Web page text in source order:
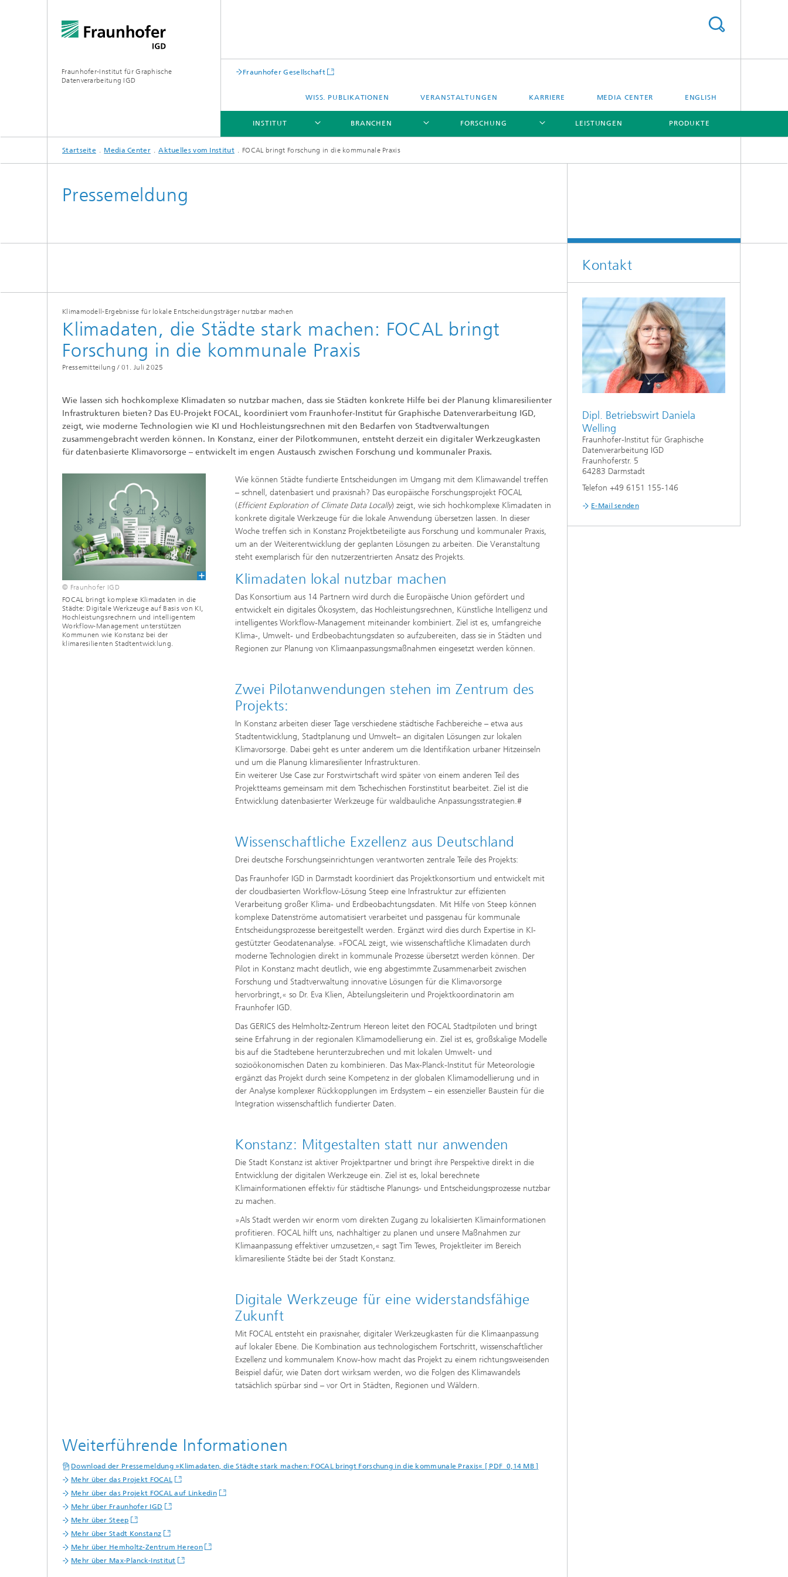
Fraunhofer-Institut für Graphische
Datenverarbeitung IGD
Fraunhofer Gesellschaft
WISS. PUBLIKATIONEN VERANSTALTUNGEN KARRIERE MEDIA CENTER ENGLISH
INSTITUT
INSTITUT
BRANCHEN
BRANCHEN
FORSCHUNG
FORSCHUNG
LEISTUNGEN PRODUKTE
Startseite Media Center Aktuelles vom Institut FOCAL bringt Forschung in die kommunale Praxis
Pressemeldung
Klimamodell-Ergebnisse für lokale Entscheidungsträger nutzbar machen
Klimadaten, die Städte stark machen: FOCAL bringt
Forschung in die kommunale Praxis
Pressemitteilung / 01. Juli 2025
Wie lassen sich hochkomplexe Klimadaten so nutzbar machen, dass sie Städten konkrete Hilfe bei der Planung klimaresilienter
Infrastrukturen bieten? Das EU-Projekt FOCAL, koordiniert vom Fraunhofer-Institut für Graphische Datenverarbeitung IGD,
zeigt, wie moderne Technologien wie KI und Hochleistungsrechnen mit den Bedarfen von Stadtverwaltungen
zusammengebracht werden können. In Konstanz, einer der Pilotkommunen, entsteht derzeit ein digitaler Werkzeugkasten
für datenbasierte Klimavorsorge – entwickelt im engen Austausch zwischen Forschung und kommunaler Praxis.
© Fraunhofer IGD
FOCAL bringt komplexe Klimadaten in die
Städte: Digitale Werkzeuge auf Basis von KI,
Hochleistungsrechnern und intelligentem
Workflow-Management unterstützen
Kommunen wie Konstanz bei der
klimaresilienten Stadtentwicklung.
Wie können Städte fundierte Entscheidungen im Umgang mit dem Klimawandel treffen
– schnell, datenbasiert und praxisnah? Das europäische Forschungsprojekt FOCAL
(Efficient Exploration of Climate Data Locally) zeigt, wie sich hochkomplexe Klimadaten in
konkrete digitale Werkzeuge für die lokale Anwendung übersetzen lassen. In dieser
Woche treffen sich in Konstanz Projektbeteiligte aus Forschung und kommunaler Praxis,
um an der Weiterentwicklung der geplanten Lösungen zu arbeiten. Die Veranstaltung
steht exemplarisch für den nutzerzentrierten Ansatz des Projekts.
Klimadaten lokal nutzbar machen
Das Konsortium aus 14 Partnern wird durch die Europäische Union gefördert und
entwickelt ein digitales Ökosystem, das Hochleistungsrechnen, Künstliche Intelligenz und
intelligentes Workflow-Management miteinander kombiniert. Ziel ist es, umfangreiche
Klima-, Umwelt- und Erdbeobachtungsdaten so aufzubereiten, dass sie in Städten und
Regionen zur Planung von Klimaanpassungsmaßnahmen eingesetzt werden können.
Zwei Pilotanwendungen stehen im Zentrum des
Projekts:
In Konstanz arbeiten dieser Tage verschiedene städtische Fachbereiche – etwa aus
Stadtentwicklung, Stadtplanung und Umwelt– an digitalen Lösungen zur lokalen
Klimavorsorge. Dabei geht es unter anderem um die Identifikation urbaner Hitzeinseln
und um die Planung klimaresilienter Infrastrukturen.
Ein weiterer Use Case zur Forstwirtschaft wird später von einem anderen Teil des
Projektteams gemeinsam mit dem Tschechischen Forstinstitut bearbeitet. Ziel ist die
Entwicklung datenbasierter Werkzeuge für waldbauliche Anpassungsstrategien.#
Wissenschaftliche Exzellenz aus Deutschland
Drei deutsche Forschungseinrichtungen verantworten zentrale Teile des Projekts:
Das Fraunhofer IGD in Darmstadt koordiniert das Projektkonsortium und entwickelt mit
der cloudbasierten Workflow-Lösung Steep eine Infrastruktur zur effizienten
Verarbeitung großer Klima- und Erdbeobachtungsdaten. Mit Hilfe von Steep können
komplexe Datenströme automatisiert verarbeitet und passgenau für kommunale
Entscheidungsprozesse bereitgestellt werden. Ergänzt wird dies durch Expertise in KI-
gestützter Geodatenanalyse. »FOCAL zeigt, wie wissenschaftliche Klimadaten durch
moderne Technologien direkt in kommunale Prozesse übersetzt werden können. Der
Pilot in Konstanz macht deutlich, wie eng abgestimmte Zusammenarbeit zwischen
Forschung und Stadtverwaltung innovative Lösungen für die Klimavorsorge
hervorbringt,« so Dr. Eva Klien, Abteilungsleiterin und Projektkoordinatorin am
Fraunhofer IGD.
Das GERICS des Helmholtz-Zentrum Hereon leitet den FOCAL Stadtpiloten und bringt
seine Erfahrung in der regionalen Klimamodellierung ein. Ziel ist es, großskalige Modelle
bis auf die Stadtebene herunterzubrechen und mit lokalen Umwelt- und
sozioökonomischen Daten zu kombinieren. Das Max-Planck-Institut für Meteorologie
ergänzt das Projekt durch seine Kompetenz in der globalen Klimamodellierung und in
der Analyse komplexer Rückkopplungen im Erdsystem – ein essenzieller Baustein für die
Integration wissenschaftlich fundierter Daten.
Konstanz: Mitgestalten statt nur anwenden
Die Stadt Konstanz ist aktiver Projektpartner und bringt ihre Perspektive direkt in die
Entwicklung der digitalen Werkzeuge ein. Ziel ist es, lokal berechnete
Klimainformationen effektiv für städtische Planungs- und Entscheidungsprozesse nutzbar
zu machen.
»Als Stadt werden wir enorm vom direkten Zugang zu lokalisierten Klimainformationen
profitieren. FOCAL hilft uns, nachhaltiger zu planen und unsere Maßnahmen zur
Klimaanpassung effektiver umzusetzen,« sagt Tim Tewes, Projektleiter im Bereich
klimaresiliente Städte bei der Stadt Konstanz.
Digitale Werkzeuge für eine widerstandsfähige
Zukunft
Mit FOCAL entsteht ein praxisnaher, digitaler Werkzeugkasten für die Klimaanpassung
auf lokaler Ebene. Die Kombination aus technologischem Fortschritt, wissenschaftlicher
Exzellenz und kommunalem Know-how macht das Projekt zu einem richtungsweisenden
Beispiel dafür, wie Daten dort wirksam werden, wo die Folgen des Klimawandels
tatsächlich spürbar sind – vor Ort in Städten, Regionen und Wäldern.
Weiterführende Informationen
Download der Pressemeldung »Klimadaten, die Städte stark machen: FOCAL bringt Forschung in die kommunale Praxis« [ PDF 0,14 MB ]
Mehr über das Projekt FOCAL
Mehr über das Projekt FOCAL auf Linkedin
Mehr über Fraunhofer IGD
Mehr über Steep
Mehr über Stadt Konstanz
Mehr über Hemholtz-Zentrum Hereon
Mehr über Max-Planck-Institut
Kontakt
Dipl. Betriebswirt Daniela
Welling
Fraunhofer-Institut für Graphische
Datenverarbeitung IGD
Fraunhoferstr. 5
64283 Darmstadt
Telefon +49 6151 155-146
E-Mail senden